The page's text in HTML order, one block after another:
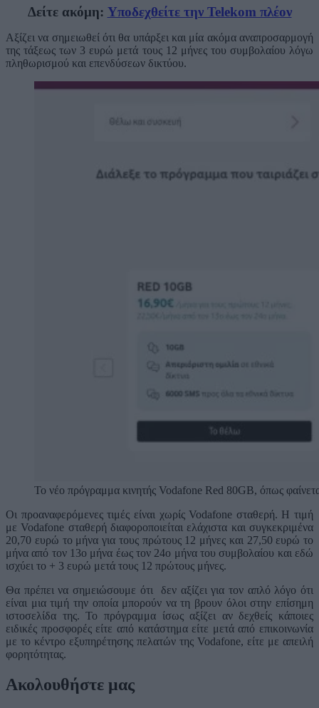
Δείτε ακόμη: Υποδεχθείτε την Telekom πλέον
Αξίζει να σημειωθεί ότι θα υπάρξει και μία ακόμα αναπροσαρμογή
της τάξεως των 3 ευρώ μετά τους 12 μήνες του συμβολαίου λόγω
πληθωρισμού και επενδύσεων δικτύου.
Το νέο πρόγραμμα κινητής Vodafone Red 80GB, όπως
Οι προαναφερόμενες τιμές είναι χωρίς Vodafone σταθερή. Η τιμή
με Vodafone σταθερή διαφοροποιείται ελάχιστα και συγκεκριμένα
20,70 ευρώ το μήνα για τους πρώτους 12 μήνες και 27,50 ευρώ το
μήνα από τον 13ο μήνα έως τον 24ο μήνα του συμβολαίου και εδώ
ισχύει το + 3 ευρώ μετά τους 12 πρώτους μήνες.
Θα πρέπει να σημειώσουμε ότι δεν αξίζει για τον απλό λόγο ότι
είναι μια τιμή την οποία μπορούν να τη βρουν όλοι στην επίσημη
ιστοσελίδα της. Το πρόγραμμα ίσως αξίζει αν δεχθείς κάποιες
ειδικές προσφορές είτε από κατάστημα είτε μετά από επικοινωνία
με το κέντρο εξυπηρέτησης πελατών της Vodafone, είτε με απειλή
φορητότητας.
Ακολουθήστε μας